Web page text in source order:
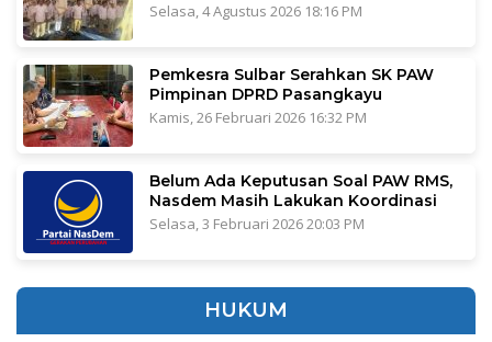
Selasa, 4 Agustus 2026 18:16 PM
Pemkesra Sulbar Serahkan SK PAW
Pimpinan DPRD Pasangkayu
Kamis, 26 Februari 2026 16:32 PM
Belum Ada Keputusan Soal PAW RMS,
Nasdem Masih Lakukan Koordinasi
Selasa, 3 Februari 2026 20:03 PM
HUKUM